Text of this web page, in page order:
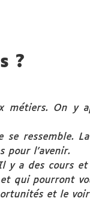
?
métiers. On y
ressemble.
pour l’avenir.
y a des cours
et qui pourront
et le